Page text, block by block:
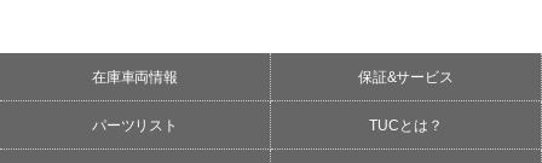
在庫車両情報 保証&サービス
パーツリスト TUCとは？